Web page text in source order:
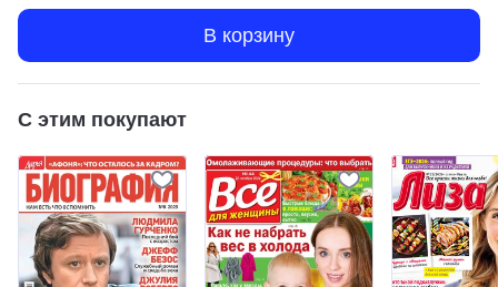
В корзину
С этим покупают